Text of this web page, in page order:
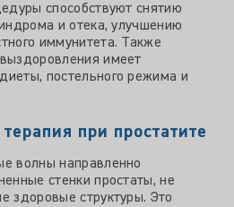
способствуют снятию
и отека, улучшению
иммунитета. Также
имеет
постельного режима и
при простатите
волны направленно
стенки простаты, не
здоровые структуры. Это